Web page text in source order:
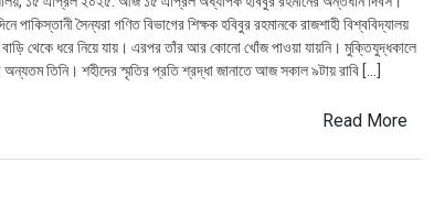
পাকিস্তানী সৈন্যরা গণিত বিভাগের শিক্ষক হবিবুর রহমানকে রাজশাহী বিশ্ববিদ্যালয়
বাড়ি থেকে ধরে নিয়ে যায়। এরপর তাঁর আর কোনো খোঁজ পাওয়া যায়নি। মুক্তিযুদ্ধকালে
অন্যতম তিনি। শহীদের স্মৃতির প্রতি শ্রদ্ধা জানাতে আজ সকাল ৯টায় রাবি […]
Read More